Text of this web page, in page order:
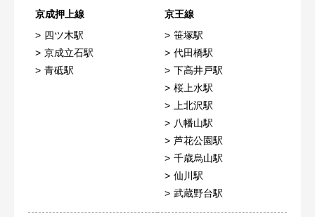
京成押上線
四ツ木駅
京成立石駅
青砥駅
京王線
笹塚駅
代田橋駅
下高井戸駅
桜上水駅
上北沢駅
八幡山駅
芦花公園駅
千歳烏山駅
仙川駅
武蔵野台駅